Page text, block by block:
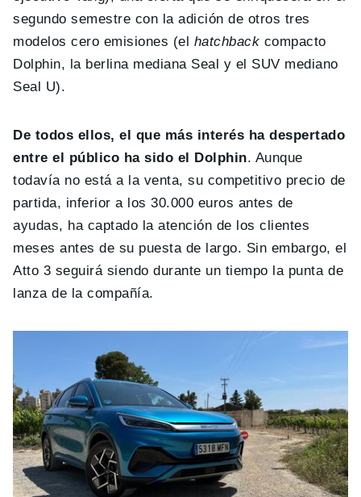
segundo semestre con la adición de otros tres
modelos cero emisiones (el hatchback compacto
Dolphin, la berlina mediana Seal y el SUV mediano
Seal U).
De todos ellos, el que más interés ha despertado
entre el público ha sido el Dolphin. Aunque
todavía no está a la venta, su competitivo precio de
partida, inferior a los 30.000 euros antes de
ayudas, ha captado la atención de los clientes
meses antes de su puesta de largo. Sin embargo, el
Atto 3 seguirá siendo durante un tiempo la punta de
lanza de la compañía.